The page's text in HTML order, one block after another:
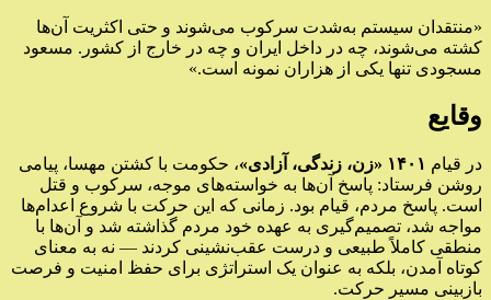
«منتقدان سیستم به‌شدت سرکوب می‌شوند و حتی اکثریت آن‌ها
کشته می‌شوند، چه در داخل ایران و چه در خارج از کشور. مسعود
مسجودی تنها یکی از هزاران نمونه است.»
وقایع
در قیام ۱۴۰ ۱ «زن، زندگی، آزادی»، حکومت با کشتن مهسا، پیامی
روشن فرستاد: پاسخ آن‌ها به خواسته‌های موجه، سرکوب و قتل
است. پاسخ مردم، قیام بود. زمانی که این حرکت با شروع اعدام‌ها
مواجه شد، تصمیم‌گیری به عهده خود مردم گذاشته شد و آن‌ها با
منطقی کاملاً طبیعی و درست عقب‌نشینی کردند — نه به معنای
کوتاه آمدن، بلکه به عنوان یک استراتژی برای حفظ امنیت و فرصت
بازبینی مسیر حرکت.